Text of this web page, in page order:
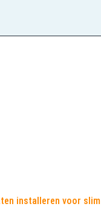
installeren voor slim